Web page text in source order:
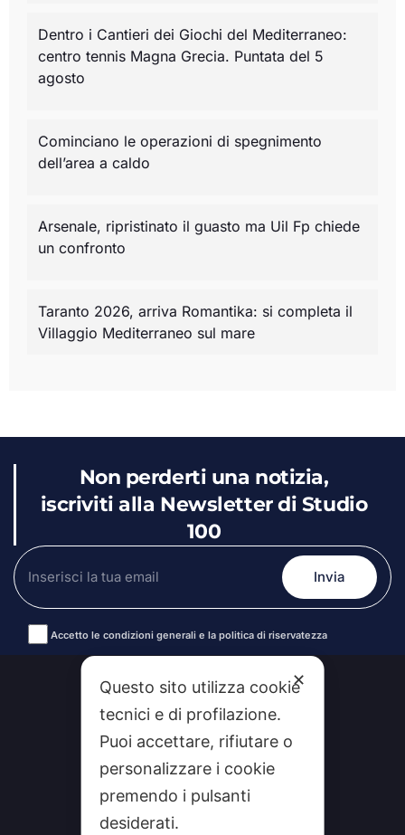
Dentro i Cantieri dei Giochi del Mediterraneo:
centro tennis Magna Grecia. Puntata del 5
agosto
Cominciano le operazioni di spegnimento
dell’area a caldo
Arsenale, ripristinato il guasto ma Uil Fp chiede
un confronto
Taranto 2026, arriva Romantika: si completa il
Villaggio Mediterraneo sul mare
Non perderti una notizia,
iscriviti alla Newsletter di Studio
100
Accetto le condizioni generali e la politica di riservatezza
Alternative:
✕
Questo sito utilizza cookie
tecnici e di profilazione.
Puoi accettare, rifiutare o
personalizzare i cookie
premendo i pulsanti
desiderati.